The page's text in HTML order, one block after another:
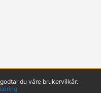
du våre brukervilkår: